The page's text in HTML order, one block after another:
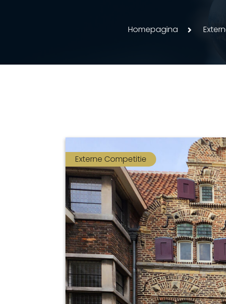
Homepagina
Externe Competitie